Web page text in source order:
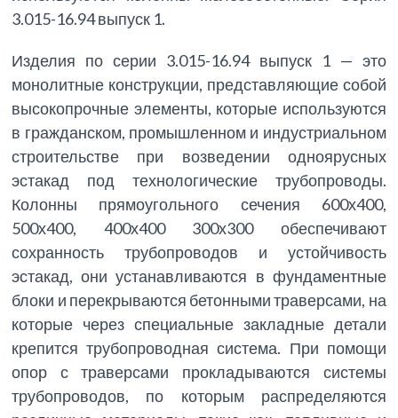
3.015-16.94 выпуск 1.
Изделия по серии 3.015-16.94 выпуск 1 — это
монолитные конструкции, представляющие собой
высокопрочные элементы, которые используются
в гражданском, промышленном и индустриальном
строительстве при возведении одноярусных
эстакад под технологические трубопроводы.
Колонны прямоугольного сечения 600х400,
500х400, 400х400 300х300 обеспечивают
сохранность трубопроводов и устойчивость
эстакад, они устанавливаются в фундаментные
блоки и перекрываются бетонными траверсами, на
которые через специальные закладные детали
крепится трубопроводная система. При помощи
опор с траверсами прокладываются системы
трубопроводов, по которым распределяются